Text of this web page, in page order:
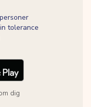
tolerance
dig